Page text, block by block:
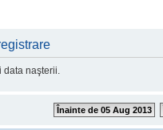
data naşterii.
Înainte de 05 Aug 2013